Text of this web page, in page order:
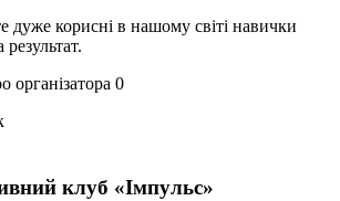
дуже корисні в нашому світі навички
організатора 0
клуб «Імпульс»